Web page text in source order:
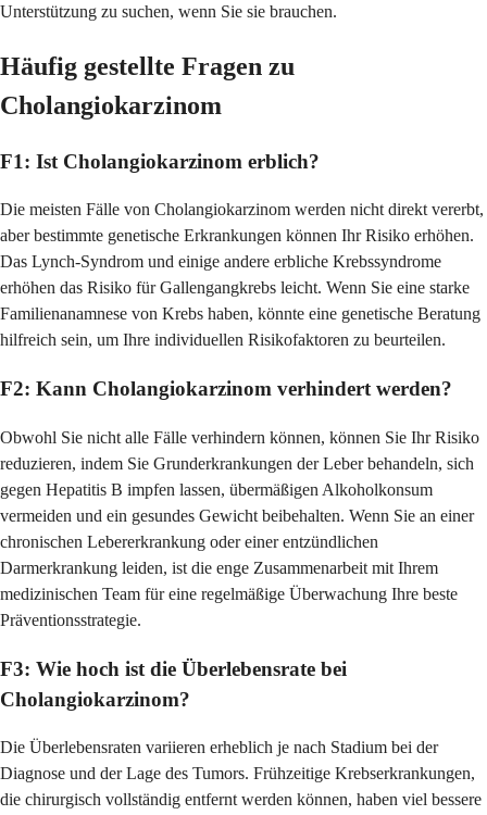
Unterstützung zu suchen, wenn Sie sie brauchen.
Häufig gestellte Fragen zu
Cholangiokarzinom
F1: Ist Cholangiokarzinom erblich?
Die meisten Fälle von Cholangiokarzinom werden nicht direkt vererbt,
aber bestimmte genetische Erkrankungen können Ihr Risiko erhöhen.
Das Lynch-Syndrom und einige andere erbliche Krebssyndrome
erhöhen das Risiko für Gallengangkrebs leicht. Wenn Sie eine starke
Familienanamnese von Krebs haben, könnte eine genetische Beratung
hilfreich sein, um Ihre individuellen Risikofaktoren zu beurteilen.
F2: Kann Cholangiokarzinom verhindert werden?
Obwohl Sie nicht alle Fälle verhindern können, können Sie Ihr Risiko
reduzieren, indem Sie Grunderkrankungen der Leber behandeln, sich
gegen Hepatitis B impfen lassen, übermäßigen Alkoholkonsum
vermeiden und ein gesundes Gewicht beibehalten. Wenn Sie an einer
chronischen Lebererkrankung oder einer entzündlichen
Darmerkrankung leiden, ist die enge Zusammenarbeit mit Ihrem
medizinischen Team für eine regelmäßige Überwachung Ihre beste
Präventionsstrategie.
F3: Wie hoch ist die Überlebensrate bei
Cholangiokarzinom?
Die Überlebensraten variieren erheblich je nach Stadium bei der
Diagnose und der Lage des Tumors. Frühzeitige Krebserkrankungen,
die chirurgisch vollständig entfernt werden können, haben viel bessere